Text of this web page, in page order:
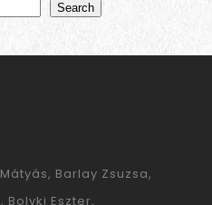
Search
Barlay Zsuzsa
Bolyki Eszter